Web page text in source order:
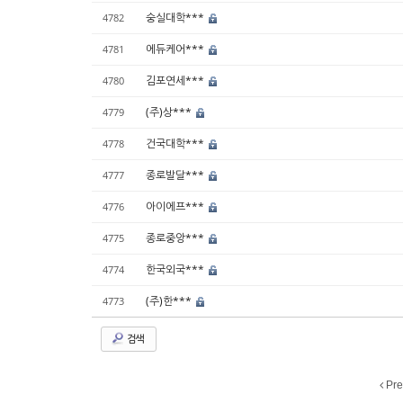
4782 숭실대학***
4781 에듀케어***
4780 김포연세***
4779 (주)상***
4778 건국대학***
4777 종로발달***
4776 아이에프***
4775 종로중앙***
4774 한국외국***
4773 (주)한***
검색